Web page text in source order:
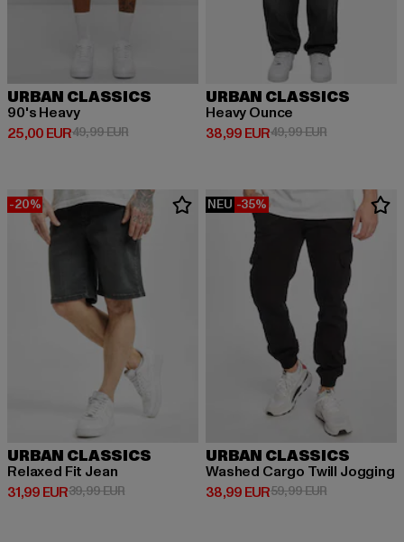
URBAN CLASSICS
90's Heavy
25,00 EUR
Derzeitiger Preis: 25,00 EUR
49,99 EURAktionspreis: 49,99 EUR
URBAN CLASSICS
Heavy Ounce
38,99 EUR
Derzeitiger Preis: 38,99 EUR
49,99 EURAktionspreis:
-20%
URBAN CLASSICS
Relaxed Fit Jean
31,99 EUR
Derzeitiger Preis: 31,99 EUR
39,99 EURAktionspreis: 39,99 EUR
NEU -35%
URBAN CLASSICS
Washed Cargo Twill Jogging
38,99 EUR
Derzeitiger Preis: 38,99 EUR
59,99 EURAktionspreis: